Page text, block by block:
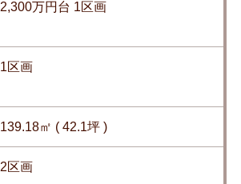
2,300万円台 1区画
1区画
139.18㎡ ( 42.1坪 )
2区画